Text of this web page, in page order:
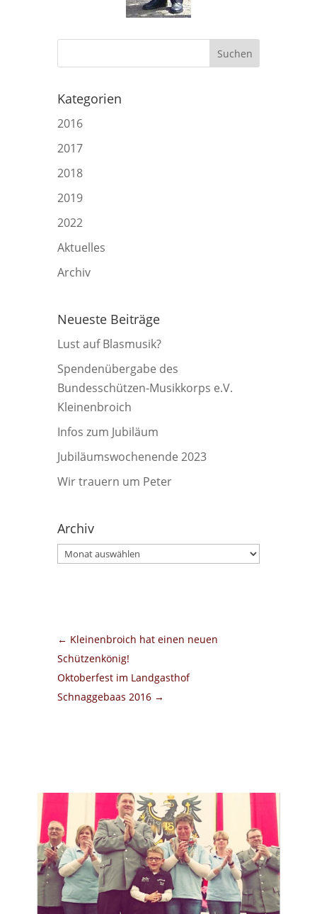
Kategorien
2016
2017
2018
2019
2022
Aktuelles
Archiv
Neueste Beiträge
Lust auf Blasmusik?
Spendenübergabe des
Bundesschützen-Musikkorps e.V.
Kleinenbroich
Infos zum Jubiläum
Jubiläumswochenende 2023
Wir trauern um Peter
Archiv
Archiv
← Kleinenbroich hat einen neuen
Schützenkönig!
Oktoberfest im Landgasthof
Schnaggebaas 2016→